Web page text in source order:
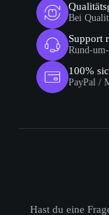
Bei
Support
Rund-
100%
PayPal /
Hast du eine